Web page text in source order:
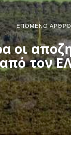
ΕΠΌΜΕΝΟ ΆΡΘΡΟ
οι
τον